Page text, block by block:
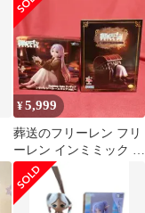
ット
¥5,999
葬送のフリーレン フリ
ーレン インミミック フ
ィギュア ルームウェ
ア